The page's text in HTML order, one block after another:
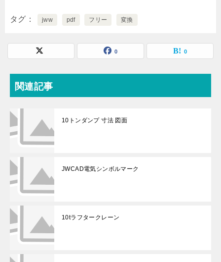
タグ jww pdf フリー 変換
0 0
関連記事
10トンダンプ 寸法 図面
JWCAD電気シンボルマーク
10tラフタークレーン